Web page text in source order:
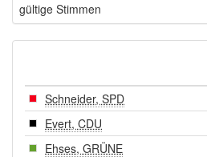
gültige Stimmen
Schneider, SPD
Evert, CDU
Ehses, GRÜNE